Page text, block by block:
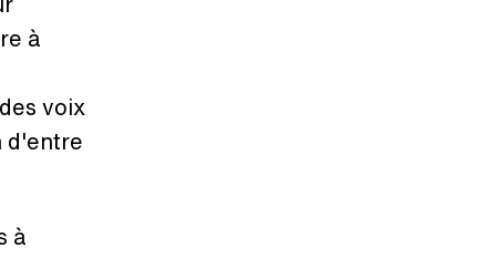
à
voix
d'entre
à